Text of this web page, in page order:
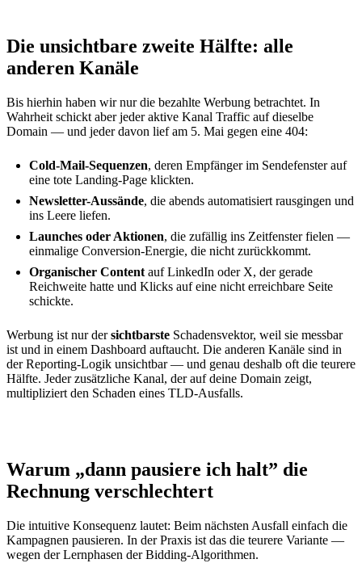
Die unsichtbare zweite Hälfte: alle
anderen Kanäle
Bis hierhin haben wir nur die bezahlte Werbung betrachtet. In
Wahrheit schickt aber jeder aktive Kanal Traffic auf dieselbe
Domain — und jeder davon lief am 5. Mai gegen eine 404:
Cold-Mail-Sequenzen, deren Empfänger im Sendefenster auf
eine tote Landing-Page klickten.
Newsletter-Aussände, die abends automatisiert rausgingen und
ins Leere liefen.
Launches oder Aktionen, die zufällig ins Zeitfenster fielen —
einmalige Conversion-Energie, die nicht zurückkommt.
Organischer Content auf LinkedIn oder X, der gerade
Reichweite hatte und Klicks auf eine nicht erreichbare Seite
schickte.
Werbung ist nur dersichtbarste Schadensvektor, weil sie messbar
ist und in einem Dashboard auftaucht. Die anderen Kanäle sind in
der Reporting-Logik unsichtbar — und genau deshalb oft die teurere
Hälfte. Jeder zusätzliche Kanal, der auf deine Domain zeigt,
multipliziert den Schaden eines TLD-Ausfalls.
Warum „dann pausiere ich halt” die
Rechnung verschlechtert
Die intuitive Konsequenz lautet: Beim nächsten Ausfall einfach die
Kampagnen pausieren. In der Praxis ist das die teurere Variante —
wegen der Lernphasen der Bidding-Algorithmen.